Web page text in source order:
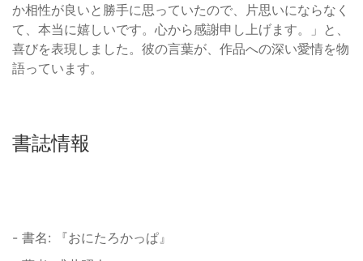
か相性が良いと勝手に思っていたので、片思いにならなく
て、本当に嬉しいです。心から感謝申し上げます。」と、
喜びを表現しました。彼の言葉が、作品への深い愛情を物
語っています。
書誌情報
- 書名: 『おにたろかっぱ』